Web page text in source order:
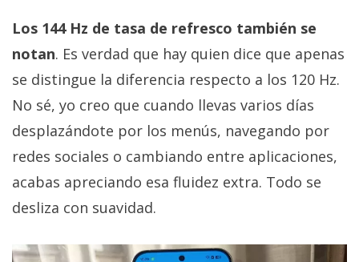
Los 144 Hz de tasa de refresco también se
notan. Es verdad que hay quien dice que apenas
se distingue la diferencia respecto a los 120 Hz.
No sé, yo creo que cuando llevas varios días
desplazándote por los menús, navegando por
redes sociales o cambiando entre aplicaciones,
acabas apreciando esa fluidez extra. Todo se
desliza con suavidad.